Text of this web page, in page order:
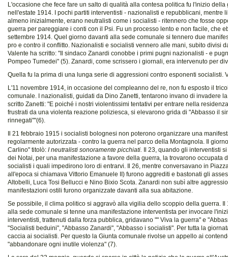
L'occasione che fece fare un salto di qualità alla contesa politica fu l'inizio della
nell'estate 1914. I pochi partiti interventisti - nazionalisti e repubblicani, mentre
almeno inizialmente, erano neutralisti come i socialisti - ritennero che fosse
guerra per pareggiare i conti con il Psi. Fu un processo lento e non facile, che
settembre 1914. Quel giorno davanti alla sede comunale si tennero due
pro e contro il conflitto. Nazionalisti e socialisti vennero alle mani, subito divisi
Valente ha scritto: "Il sindaco Zanardi conobbe i primi pugni nazionalisti - e
Pompeo Tumedei" (5). Zanardi, come scrissero i giornali, era intervenuto per
Quella fu la prima di una lunga serie di aggressioni contro esponenti socialisti.
L'11 novembre 1914, in occasione del compleanno del re, non fu esposto il
comunale. I nazionalisti, guidati da Dino Zanetti, tentarono invano di invadere
scritto Zanetti: "E poiché i nostri violentissimi tentativi per entrare nella
frustrati da una violenta reazione poliziesca, si elevarono grida di "Abbasso il
rinnegati""(6).
Il 21 febbraio 1915 i socialisti bolognesi non poterono organizzare una
regolarmente autorizzata - contro la guerra nel parco della Montagnola. Il
Carlino" titolò: I neutralisti sonoramente picchiati. Il 23, quando gli interventisti
dei Notai, per una manifestazione a favore della guerra, la trovarono occupata
socialisti i quali impedirono loro di entrarvi. Il 26, mentre conversavano in
all'epoca si chiamava Vittorio Emanuele II) furono aggrediti e bastonati gli
Altobelli, Luca Tosi Bellucci e Nino Bixio Scota. Zanardi non subì altre
manifestazioni ostili furono organizzate davanti alla sua abitazione.
Se possibile, il clima politico si aggravò alla vigilia dello scoppio della guerra. Il
alla sede comunale si tenne una manifestazione interventista per invocare
interventisti, trattenuti dalla forza pubblica, gridavano "" Viva la guerra" e
"Socialisti beduini", "Abbasso Zanardi", "Abbasso i socialisti". Per tutta la
caccia ai socialisti. Per questo la Giunta comunale rivolse un appello ai
"abbandonare ogni inutile violenza" (7).